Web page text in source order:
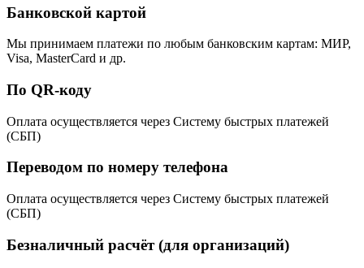
Банковской картой
Мы принимаем платежи по любым банковским картам: МИР,
Visa, MasterCard и др.
По QR-коду
Оплата осуществляется через Систему быстрых платежей
(СБП)
Переводом по номеру телефона
Оплата осуществляется через Систему быстрых платежей
(СБП)
Безналичный расчёт (для организаций)